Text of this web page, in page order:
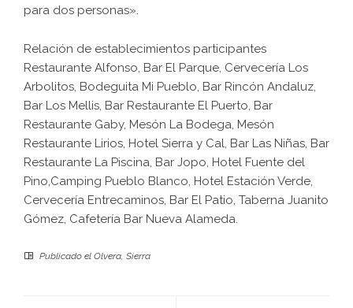
para dos personas».
Relación de establecimientos participantes
Restaurante Alfonso, Bar El Parque, Cervecería Los
Arbolitos, Bodeguita Mi Pueblo, Bar Rincón Andaluz,
Bar Los Mellis, Bar Restaurante El Puerto, Bar
Restaurante Gaby, Mesón La Bodega, Mesón
Restaurante Lirios, Hotel Sierra y Cal, Bar Las Niñas, Bar
Restaurante La Piscina, Bar Jopo, Hotel Fuente del
Pino,Camping Pueblo Blanco, Hotel Estación Verde,
Cervecería Entrecaminos, Bar El Patio, Taberna Juanito
Gómez, Cafetería Bar Nueva Alameda.
Publicado el Olvera, Sierra